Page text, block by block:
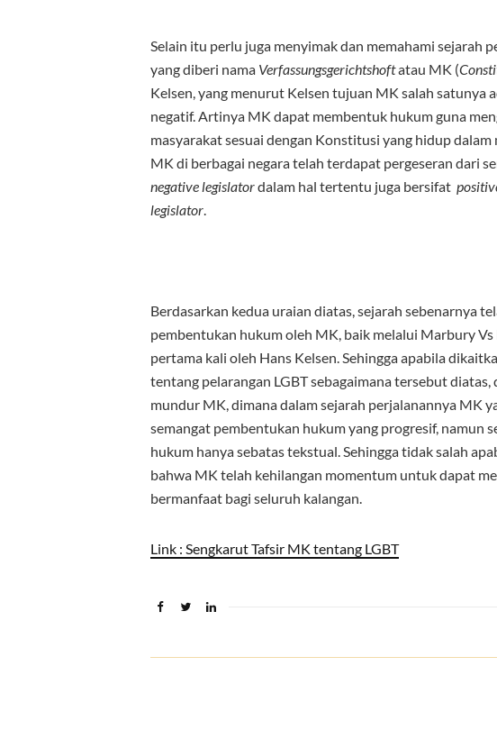
Selain itu perlu juga menyimak dan memahami sejarah
yang diberi nama Verfassungsgerichtshoftatau MK (
Kelsen, yang menurut Kelsen tujuan MK salah satunya
negatif. Artinya MK dapat membentuk hukum guna
masyarakat sesuai dengan Konstitusi yang hidup
MK di berbagai negara telah terdapat pergeseran dari
negative legislatordalam hal tertentu juga bersifat
legislator.
Berdasarkan kedua uraian diatas, sejarah sebenarnya
pembentukan hukum oleh MK, baik melalui Marbury
pertama kali oleh Hans Kelsen. Sehingga apabila
tentang pelarangan LGBT sebagaimana tersebut
mundur MK, dimana dalam sejarah perjalanannya MK
semangat pembentukan hukum yang progresif, namun
hukum hanya sebatas tekstual. Sehingga tidak salah
bahwa MK telah kehilangan momentum untuk dapat
bermanfaat bagi seluruh kalangan.
Link : Sengkarut Tafsir MK tentang LGBT